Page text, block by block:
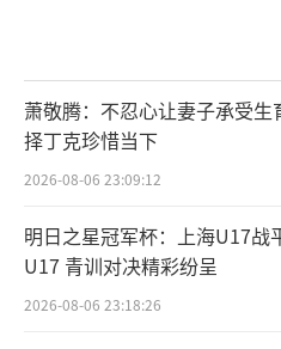
场出现了一次较大幅度
普500指数接近20%的
弹，但这恰恰反映了高
期，或者竞争加剧、压
引发市场回调。应对
续保持投资，因为当前
萧敬腾：不忍心让妻子承受生
择丁克珍惜当下
2026-08-06 23:09:12
明日之星冠军杯：上海U17战
U17 青训对决精彩纷呈
2026-08-06 23:18:26